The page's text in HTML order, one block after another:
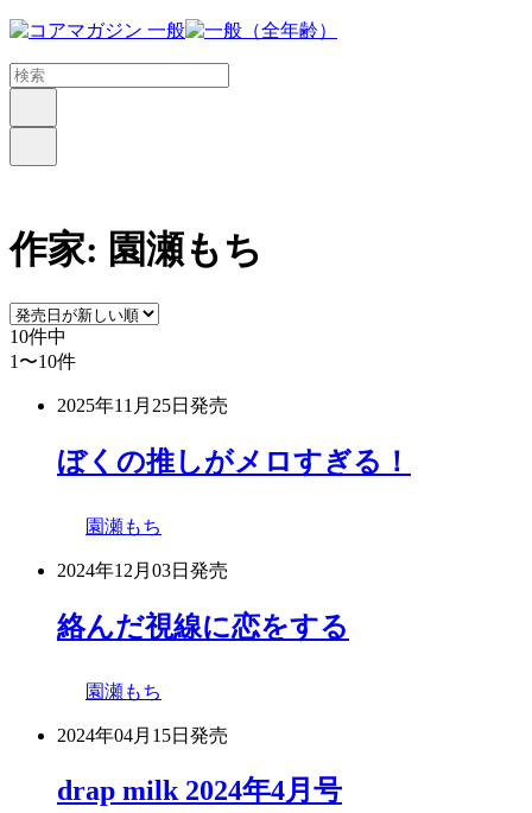
メ
ン
ン
に
ス
ッ
プ
す
作家: 園瀬もち
10件中
1〜10件
2025年11月25日 発売
ぼくの推しがメロすぎる！
園瀬もち
2024年12月03日 発売
絡んだ視線に恋をする
園瀬もち
2024年04月15日 発売
drap milk 2024年4月号